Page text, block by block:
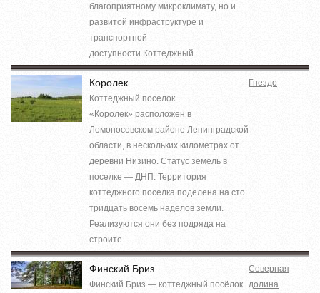
благоприятному микроклимату, но и
развитой инфраструктуре и
транспортной
доступности.Коттеджный ...
Королек
Коттеджный поселок
«Королек» расположен в
Ломоносовском районе Ленинградской
области, в нескольких километрах от
деревни Низино. Статус земель в
поселке — ДНП. Территория
коттеджного поселка поделена на сто
тридцать восемь наделов земли.
Реализуются они без подряда на
строите...
Гнездо
Финский Бриз
Финский Бриз — коттеджный посёлок
Северная
долина